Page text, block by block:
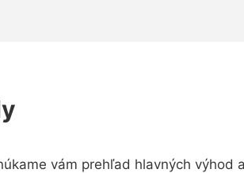
vám prehľad hlavných výhod